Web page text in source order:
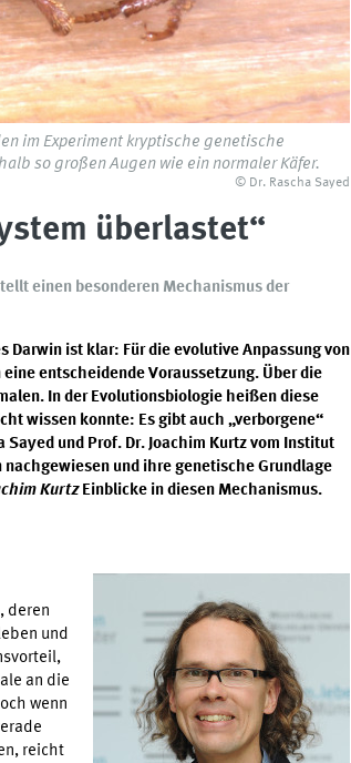
im Experiment kryptische genetische
so großen Augen wie ein normaler Käfer.
© Dr. Rascha Sayed
überlastet“
einen besonderen Mechanismus der
ist klar: Für die evolutive Anpassung von
entscheidende Voraussetzung. Über die
In der Evolutionsbiologie heißen diese
wissen konnte: Es gibt auch „verborgene“
und Prof. Dr. Joachim Kurtz vom Institut
und ihre genetische Grundlage
KurtzEinblicke in diesen Mechanismus.
deren
und
an die
wenn
reicht